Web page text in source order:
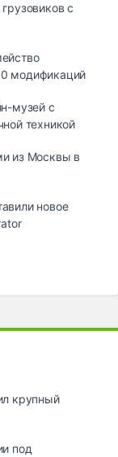
с
модификаций
музей с
техникой
из Москвы в
новое
крупный
под